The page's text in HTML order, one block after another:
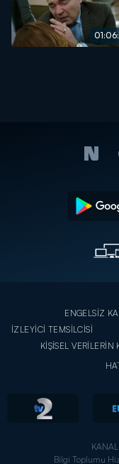
ENGELSİZ
İZLEYİCİ TEMSİLCİSİ
KİŞİSEL VERİLERİN
Bilgi Toplumu